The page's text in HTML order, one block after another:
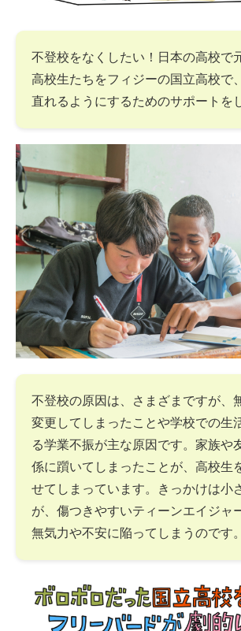
不登校をなくしたい！日本の高校で
高校生たちをフィジーの国立高校で
直れるようにするためのサポートを
不登校の原因は、さまざまですが、
変更してしまったことや学校での生
る学業不振が主な原因です。家族や
係に躓いてしまったことが、高校生
せてしまっています。きっかけは小
が、傷つきやすいティーンエイジャ
無気力や不安に陥ってしまうのです。